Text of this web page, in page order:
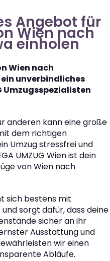
Angebot für
Wien nach
einholen
Wien nach
unverbindliches
Umzugsspezialisten
anderen kann eine große
dem richtigen
Umzug stressfrei und
UMZUG Wien ist dein
von Wien nach
sich bestens mit
sorgt dafür, dass deine
sicher an ihr
Ausstattung und
wir einen
Abläufe.